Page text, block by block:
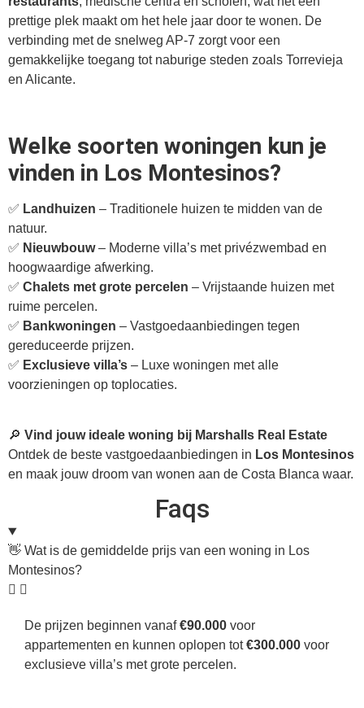
prettige plek maakt om het hele jaar door te wonen. De
verbinding met de snelweg AP-7 zorgt voor een
gemakkelijke toegang tot naburige steden zoals Torrevieja
en Alicante.
Welke soorten woningen kun je
vinden in Los Montesinos?
✅ Landhuizen – Traditionele huizen te midden van de
natuur.
✅ Nieuwbouw– Moderne villa’s met privézwembad en
hoogwaardige afwerking.
✅ Chalets met grote percelen – Vrijstaande huizen met
ruime percelen.
✅ Bankwoningen – Vastgoedaanbiedingen tegen
gereduceerde prijzen.
✅ Exclusieve villa’s – Luxe woningen met alle
voorzieningen op toplocaties.
🔎 Vind jouw ideale woning bij Marshalls Real Estate
Ontdek de beste vastgoedaanbiedingen in Los Montesinos
en maak jouw droom van wonen aan de Costa Blanca waar.
Faqs
👋 Wat is de gemiddelde prijs van een woning in Los
Montesinos?
De prijzen beginnen vanaf€90.000 voor
appartementen en kunnen oplopen tot€300.000 voor
exclusieve villa’s met grote percelen.